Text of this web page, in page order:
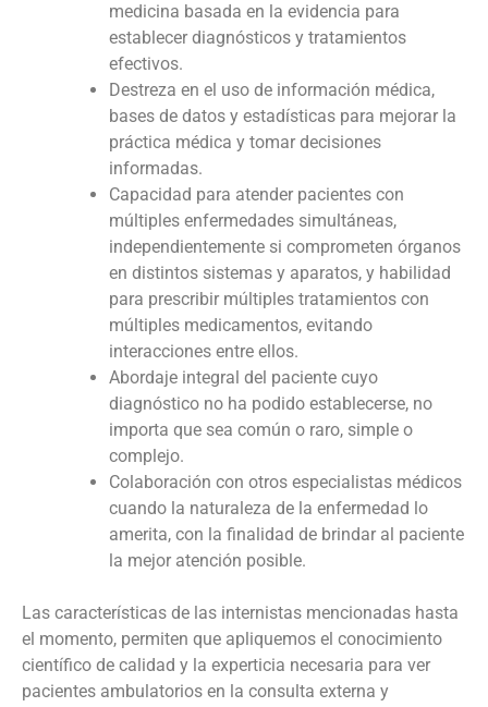
medicina basada en la evidencia para
establecer diagnósticos y tratamientos
efectivos.
Destreza en el uso de información médica,
bases de datos y estadísticas para mejorar la
práctica médica y tomar decisiones
informadas.
Capacidad para atender pacientes con
múltiples enfermedades simultáneas,
independientemente si comprometen órganos
en distintos sistemas y aparatos, y habilidad
para prescribir múltiples tratamientos con
múltiples medicamentos, evitando
interacciones entre ellos.
Abordaje integral del paciente cuyo
diagnóstico no ha podido establecerse, no
importa que sea común o raro, simple o
complejo.
Colaboración con otros especialistas médicos
cuando la naturaleza de la enfermedad lo
amerita, con la finalidad de brindar al paciente
la mejor atención posible.
Las características de las internistas mencionadas hasta
el momento, permiten que apliquemos el conocimiento
científico de calidad y la experticia necesaria para ver
pacientes ambulatorios en la consulta externa y